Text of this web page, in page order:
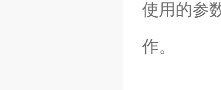
使用的参
作。